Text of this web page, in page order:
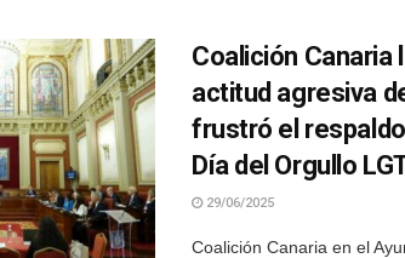
Coalición Canaria
actitud agresiva
frustró el
Día del Orgullo
29/06/2025
Coalición Canaria en el